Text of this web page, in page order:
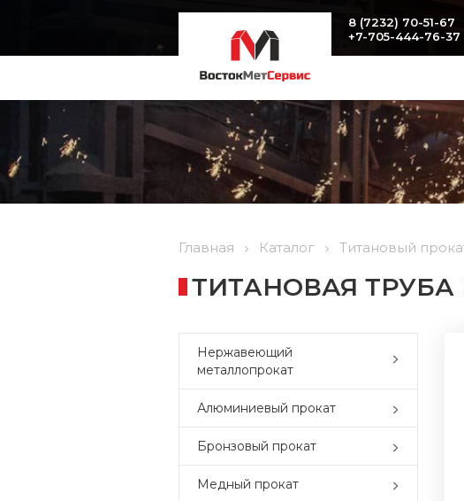
8 (7232) 70-51-67
+7-705-444-76-37
Главная Каталог Титановый
ТИТАНОВАЯ ТРУБА
Нержавеющий
металлопрокат
Алюминиевый прокат
Бронзовый прокат
Медный прокат